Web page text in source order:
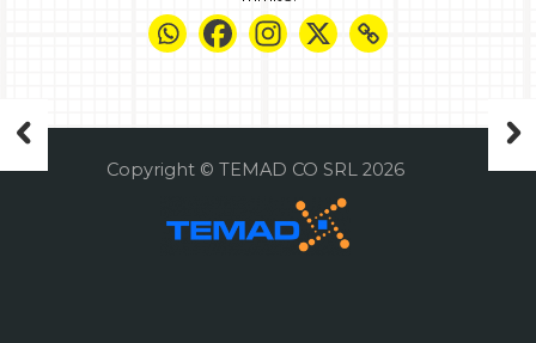
Copyright © TEMAD CO SRL 2026